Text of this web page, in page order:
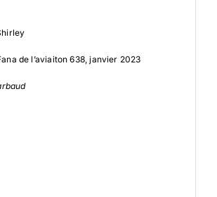
de l’aviaiton 638, janvier 2023